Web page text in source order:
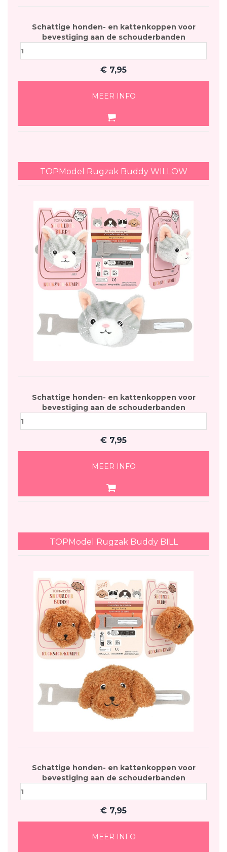
Schattige honden- en kattenkoppen voor
bevestiging aan de schouderbanden
€ 7,95
MEER INFO
TOPModel Rugzak Buddy WILLOW
Schattige honden- en kattenkoppen voor
bevestiging aan de schouderbanden
€ 7,95
MEER INFO
TOPModel Rugzak Buddy BILL
Schattige honden- en kattenkoppen voor
bevestiging aan de schouderbanden
€ 7,95
MEER INFO